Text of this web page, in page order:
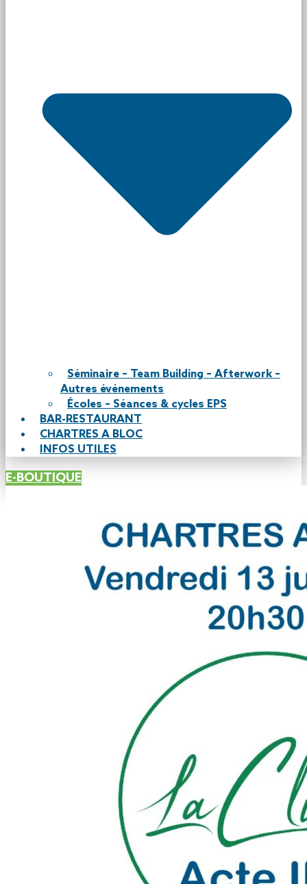
Séminaire – Team Building – Afterwork –
Autres événements
Écoles – Séances & cycles EPS
BAR-RESTAURANT
CHARTRES A BLOC
INFOS UTILES
E-BOUTIQUE